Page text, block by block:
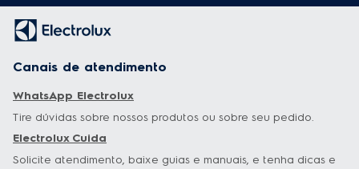
Canais de atendimento
WhatsApp Electrolux
Tire dúvidas sobre nossos produtos ou sobre seu pedido.
Electrolux Cuida
Solicite atendimento, baixe guias e manuais, e tenha dicas e